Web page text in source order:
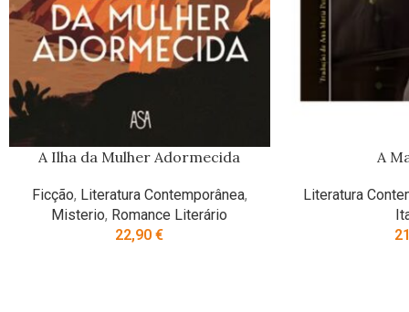
A Ilha da Mulher Adormecida
Ficção, Literatura Contemporânea,
Misterio, Romance Literário
22,90€
A
Literatura